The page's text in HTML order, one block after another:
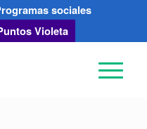
sociales
Violeta